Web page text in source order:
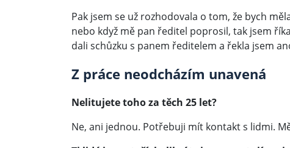
Pak jsem se už rozhodovala o tom, že bych
nebo když mě pan ředitel poprosil, tak jsem
dali schůzku s panem ředitelem a řekla jsem
Z práce neodcházím unavená
Nelitujete toho za těch 25 let?
Ne, ani jednou. Potřebuji mít kontakt s lidmi.